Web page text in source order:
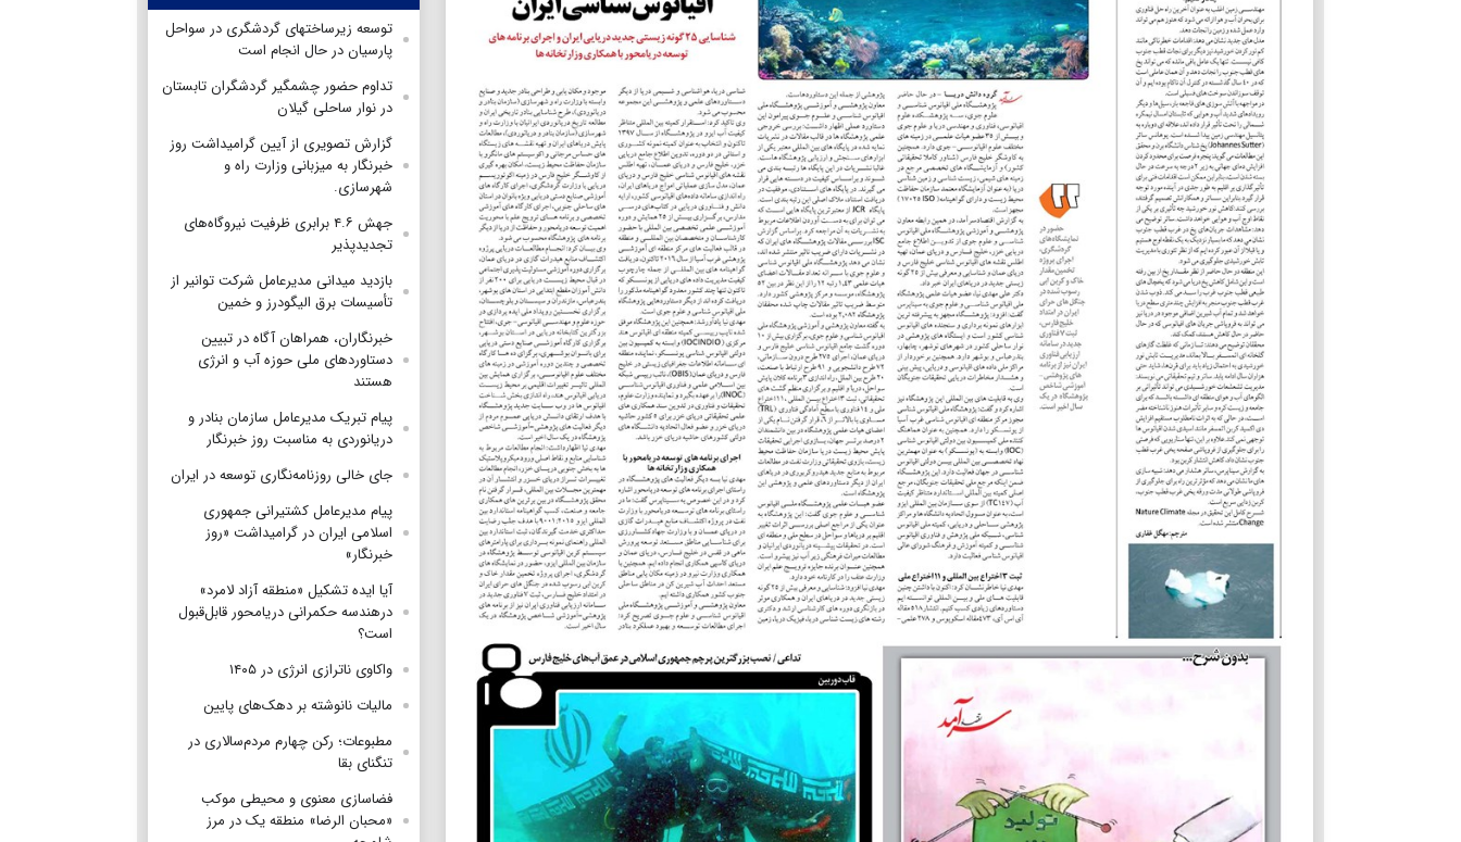
توسعه زیرساختهای گردشگری در سواحل
پارسیان در حال انجام است
تداوم حضور چشمگیر گردشگران تابستان
در نوار ساحلی گیلان
گزارش تصویری از آیین گرامیداشت روز
خبرنگار به میزبانی وزارت راه و
شهرسازی.
جهش ۴.۶ برابری ظرفیت نیروگاه‌های
تجدیدپذیر
بازدید میدانی مدیرعامل شرکت توانیر از
تأسیسات برق الیگودرز و خمین
خبرنگاران، همراهان آگاه در تبیین
دستاوردهای ملی حوزه آب و انرژی
هستند
پیام تبریک مدیرعامل سازمان بنادر و
دریانوردی به مناسبت روز خبرنگار
جای خالی روزنامه‌نگاری توسعه در ایران
پیام مدیرعامل کشتیرانی جمهوری
اسلامی ایران در گرامیداشت «روز
خبرنگار»
آیا ایده تشکیل «منطقه آزاد لامرد»
درهندسه حکمرانی دریامحور قابل‌قبول
است؟
واکاوی ناترازی انرژی در ۱۴۰۵
مالیات نانوشته بر دهک‌های پایین
مطبوعات؛ رکن چهارم مردم‌سالاری در
تنگنای بقا
فضاسازی معنوی و محیطی موکب
«محبان الرضا» منطقه یک در مرز